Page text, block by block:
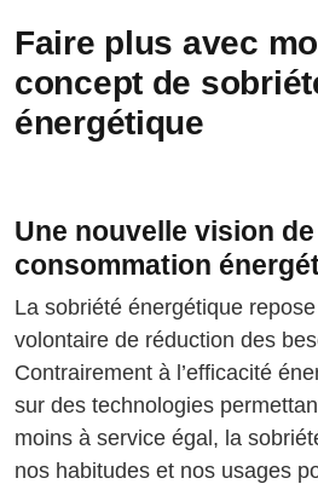
Faire plus avec
concept de
énergétique
Une nouvelle vision
consommation
La sobriété énergétique
volontaire de réduction des
Contrairement à l’efficacité
sur des technologies
moins à service égal, la
nos habitudes et nos usages